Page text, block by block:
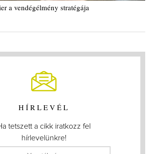
a vendégélmény stratégája
HÍRLEVÉL
tetszett a cikk iratkozz fel
hírlevelünkre!